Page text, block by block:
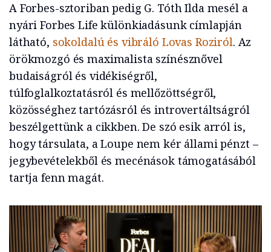
A Forbes-sztoriban pedig G. Tóth Ilda mesél a
nyári Forbes Life különkiadásunk címlapján
látható, sokoldalú és vibráló Lovas Roziról. Az
örökmozgó és maximalista színésznővel
budaiságról és vidékiségről,
túlfoglalkoztatásról és mellőzöttségről,
közösséghez tartózásról és introvertáltságról
beszélgettünk a cikkben. De szó esik arról is,
hogy társulata, a Loupe nem kér állami pénzt –
jegybevételekből és mecénások támogatásából
tartja fenn magát.